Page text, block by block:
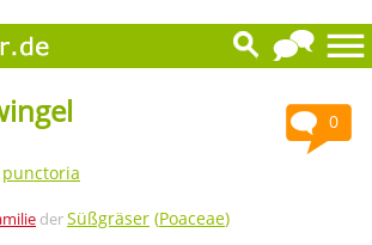
0
punctoria
derSüßgräser (Poaceae)